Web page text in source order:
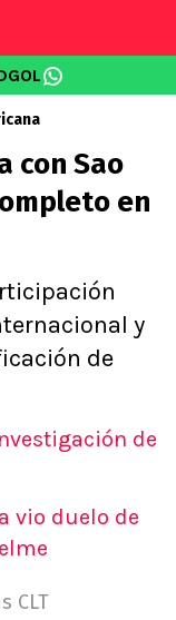
con Sao
en
y
de
de
vio duelo de
CLT